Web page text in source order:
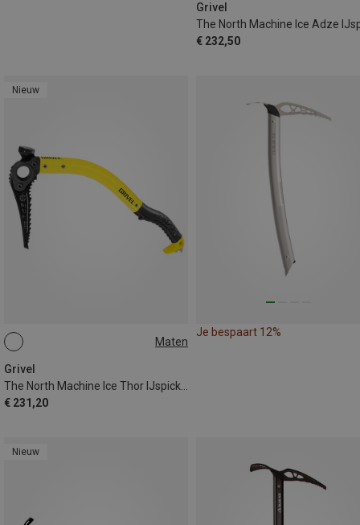
Grivel
€ 232,50
Nieuw
Maten
Grivel
The North Machine Ice Thor IJspickel
€ 231,20
47CM
Je bespaart 12%
Nieuw